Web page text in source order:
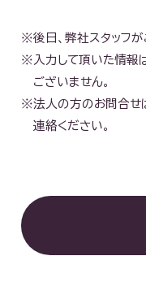
※後日、弊社スタッフが
※入力して頂いた情報
ございません。
※法人の方のお問合せ
連絡ください。